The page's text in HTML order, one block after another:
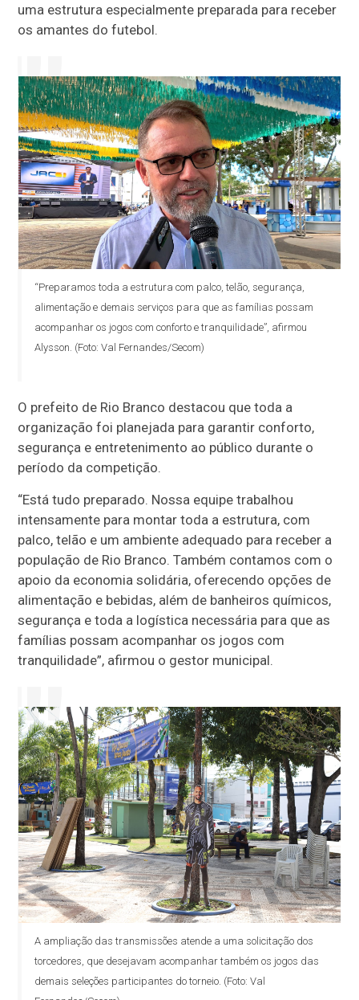
uma estrutura especialmente preparada para receber
os amantes do futebol.
“Preparamos toda a estrutura com palco, telão, segurança,
alimentação e demais serviços para que as famílias possam
acompanhar os jogos com conforto e tranquilidade”, afirmou
Alysson. (Foto: Val Fernandes/Secom)
O prefeito de Rio Branco destacou que toda a
organização foi planejada para garantir conforto,
segurança e entretenimento ao público durante o
período da competição.
“Está tudo preparado. Nossa equipe trabalhou
intensamente para montar toda a estrutura, com
palco, telão e um ambiente adequado para receber a
população de Rio Branco. Também contamos com o
apoio da economia solidária, oferecendo opções de
alimentação e bebidas, além de banheiros químicos,
segurança e toda a logística necessária para que as
famílias possam acompanhar os jogos com
tranquilidade”, afirmou o gestor municipal.
A ampliação das transmissões atende a uma solicitação dos
torcedores, que desejavam acompanhar também os jogos das
demais seleções participantes do torneio. (Foto: Val